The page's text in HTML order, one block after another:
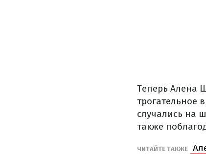
Теперь Алена
трогательное
случались на
также
ЧИТАЙТЕ ТАКЖЕ